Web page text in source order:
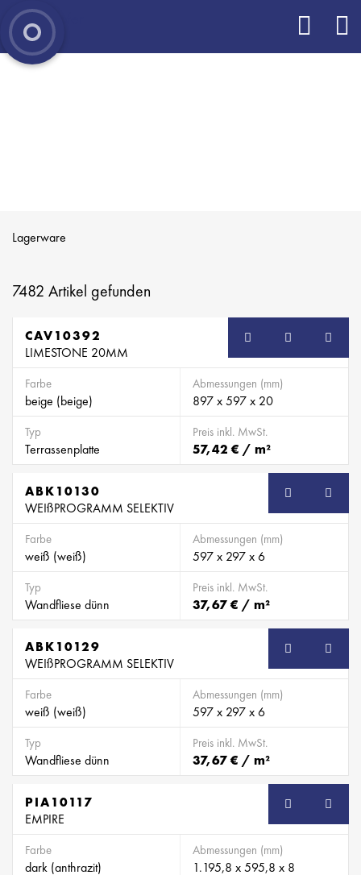
Lagerware
7482 Artikel gefunden
CAV10392
LIMESTONE 20MM
Farbe
beige (beige)
Abmessungen (mm)
897 x 597 x 20
Typ
Terrassenplatte
Preis inkl. MwSt.
57,42 € / m²
ABK10130
WEIßPROGRAMM SELEKTIV
Farbe
weiß (weiß)
Abmessungen (mm)
597 x 297 x 6
Typ
Wandfliese dünn
Preis inkl. MwSt.
37,67 € / m²
ABK10129
WEIßPROGRAMM SELEKTIV
Farbe
weiß (weiß)
Abmessungen (mm)
597 x 297 x 6
Typ
Wandfliese dünn
Preis inkl. MwSt.
37,67 € / m²
PIA10117
EMPIRE
Farbe
dark (anthrazit)
Abmessungen (mm)
1.195,8 x 595,8 x 8